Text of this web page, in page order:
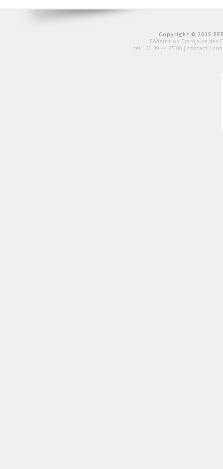
Copyright © 2015
Fédération Française des
tél : 01 39 44 65 80 | contact :